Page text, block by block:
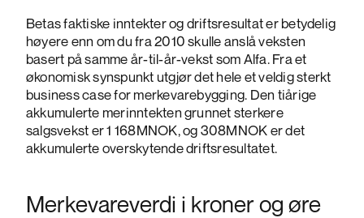
Betas faktiske inntekter og driftsresultat er betydelig
høyere enn om du fra 2010 skulle anslå veksten
basert på samme år-til-år-vekst som Alfa. Fra et
økonomisk synspunkt utgjør det hele et veldig sterkt
business case for merkevarebygging. Den tiårige
akkumulerte merinntekten grunnet sterkere
salgsvekst er 1 168MNOK, og 308MNOK er det
akkumulerte overskytende driftsresultatet.
Merkevareverdi i kroner og øre